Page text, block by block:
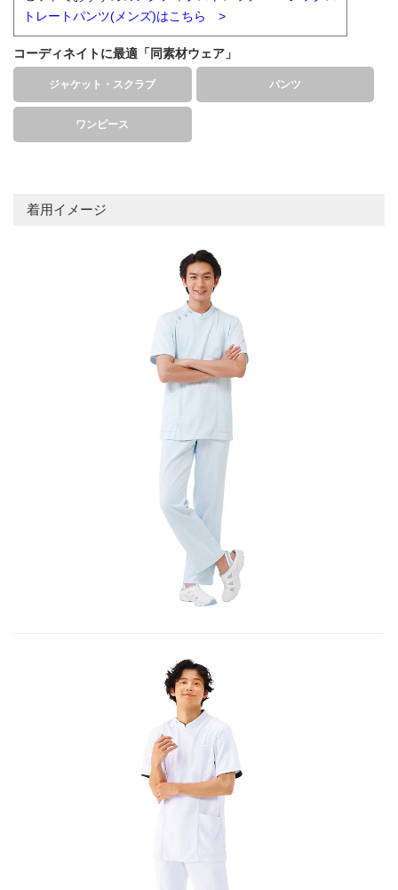
トレートパンツ(メンズ)はこちら >
コーディネイトに最適「同素材ウェア」
ジャケット・スクラブ パンツ
ワンピース
着用イメージ